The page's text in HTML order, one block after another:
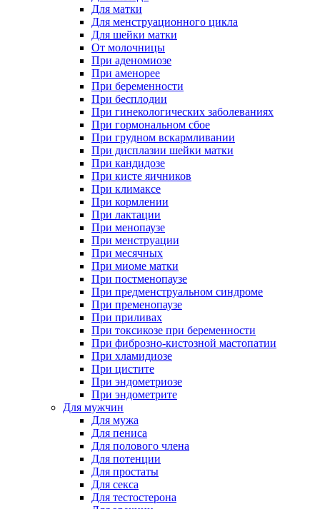
Для матки
Для менструационного цикла
Для шейки матки
От молочницы
При аденомиозе
При аменорее
При беременности
При бесплодии
При гинекологических заболеваниях
При гормональном сбое
При грудном вскармливании
При дисплазии шейки матки
При кандидозе
При кисте яичников
При климаксе
При кормлении
При лактации
При менопаузе
При менструации
При месячных
При миоме матки
При постменопаузе
При предменструальном синдроме
При пременопаузе
При приливах
При токсикозе при беременности
При фиброзно-кистозной мастопатии
При хламидиозе
При цистите
При эндометриозе
При эндометрите
Для мужчин
Для мужа
Для пениса
Для полового члена
Для потенции
Для простаты
Для секса
Для тестостерона